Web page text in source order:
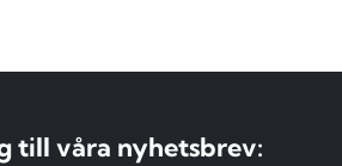
till våra nyhetsbrev: